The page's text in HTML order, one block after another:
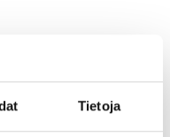
Tietoja